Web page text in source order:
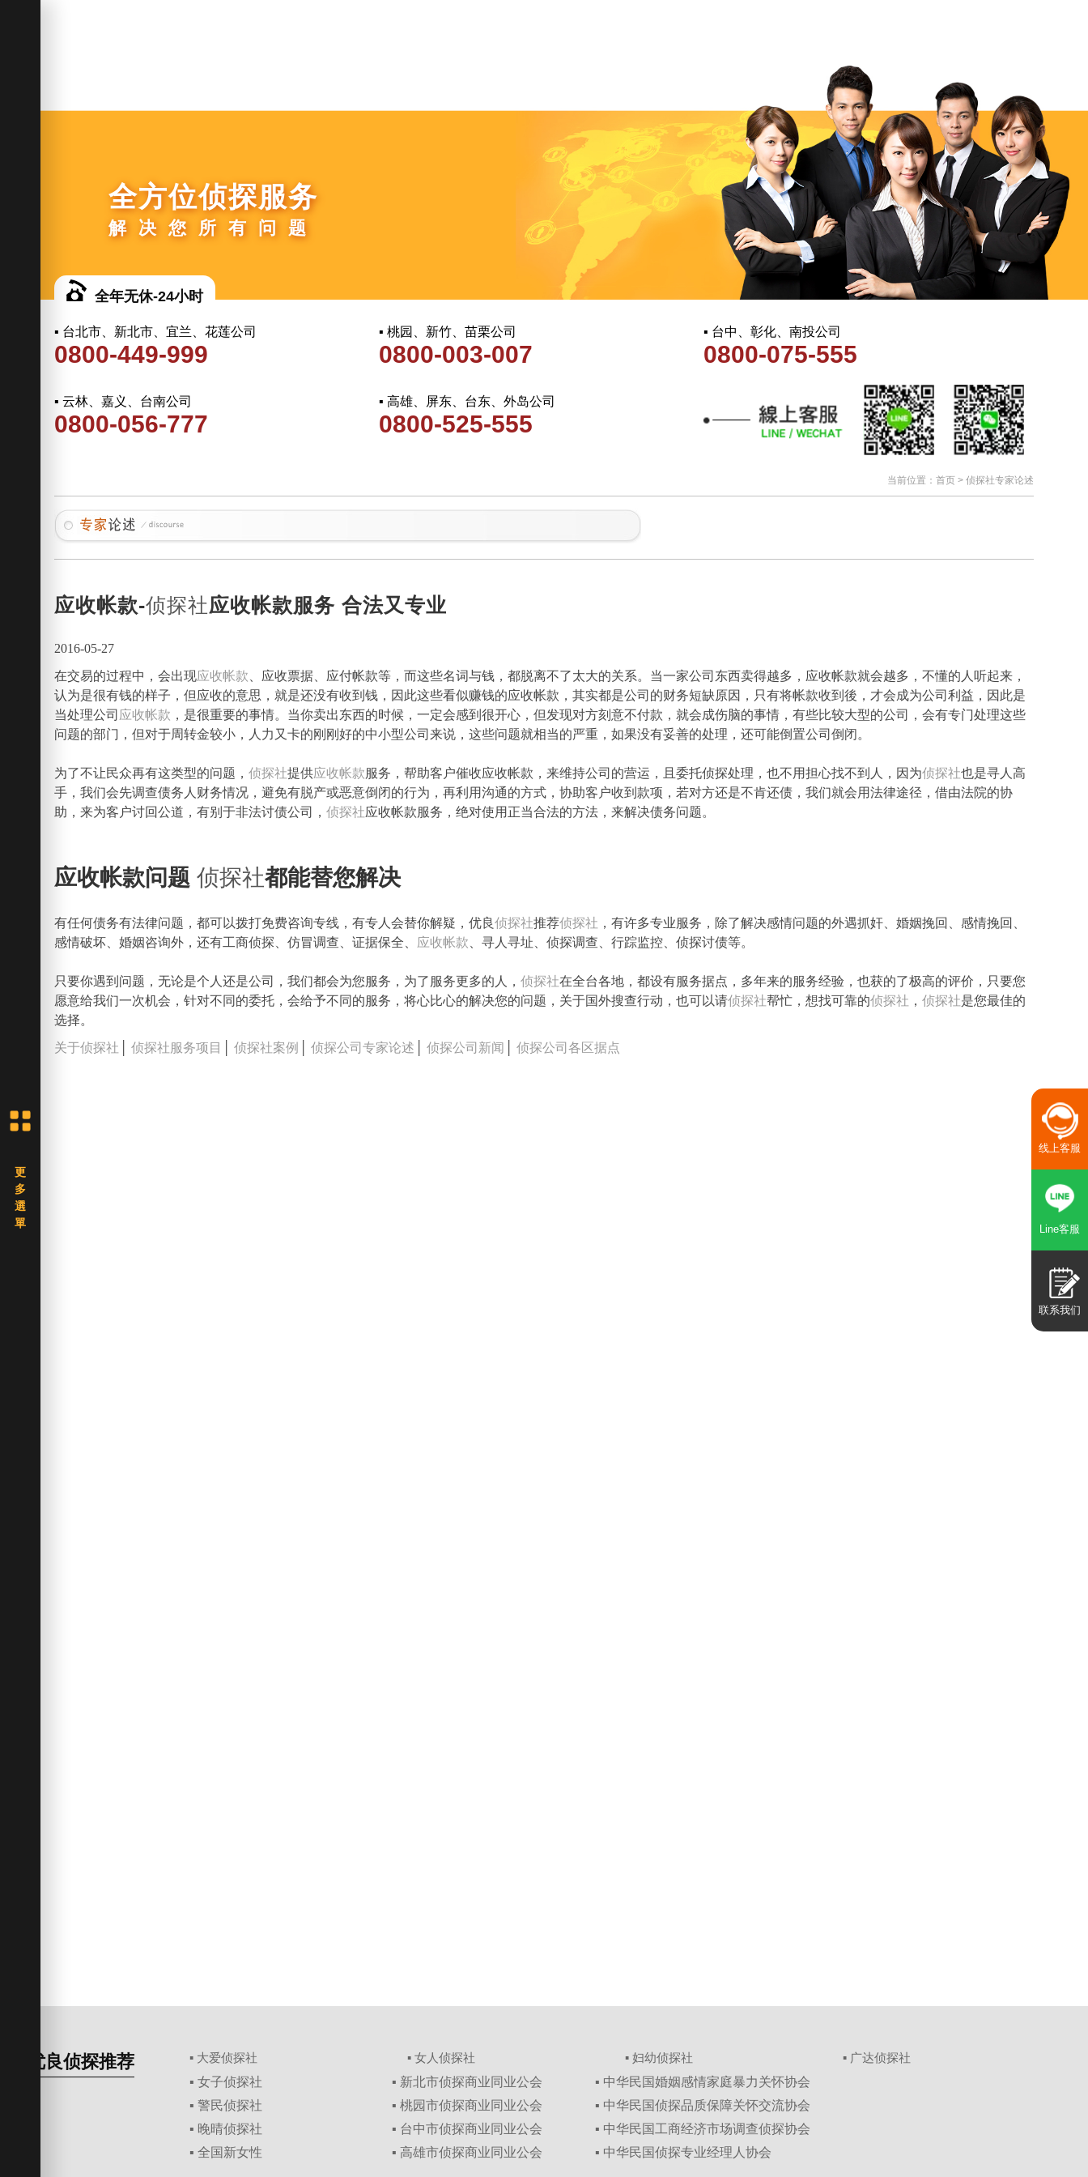
当前位置： 首页> 侦探社专家论述
全方位侦探服务
解决您所有问题
全年无休-24小时
▪ 台北市、新北市、宜兰、花莲公司
0800-449-999
▪ 桃园、新竹、苗栗公司
0800-003-007
▪ 台中、彰化、南投公司
0800-075-555
▪ 云林、嘉义、台南公司
0800-056-777
▪ 高雄、屏东、台东、外岛公司
0800-525-555
应收帐款-侦探社应收帐款服务 合法又专业
2016-05-27
在交易的过程中，会出现应收帐款、应收票据、应付帐款等，而这些名词与钱，都脱离不了太大的关系。当一家公司东西卖得越多，应收帐款就会越多，不懂的人听起来，
认为是很有钱的样子，但应收的意思，就是还没有收到钱，因此这些看似赚钱的应收帐款，其实都是公司的财务短缺原因，只有将帐款收到後，才会成为公司利益，因此是
当处理公司 应收帐款 ，是很重要的事情。当你卖出东西的时候，一定会感到很开心，但发现对方刻意不付款，就会成伤脑的事情，有些比较大型的公司，会有专门处理这些
问题的部门，但对于周转金较小，人力又卡的刚刚好的中小型公司来说，这些问题就相当的严重，如果没有妥善的处理，还可能倒置公司倒闭。
为了不让民众再有这类型的问题，侦探社提供应收帐款服务，帮助客户催收应收帐款，来维持公司的营运，且委托侦探处理，也不用担心找不到人，因为侦探社也是寻人高
手，我们会先调查债务人财务情况，避免有脱产或恶意倒闭的行为，再利用沟通的方式，协助客户收到款项，若对方还是不肯还债，我们就会用法律途径，借由法院的协
助，来为客户讨回公道，有别于非法讨债公司，侦探社应收帐款服务，绝对使用正当合法的方法，来解决债务问题。
应收帐款问题侦探社都能替您解决
有任何债务有法律问题，都可以拨打免费咨询专线，有专人会替你解疑，优良侦探社推荐侦探社 ，有许多专业服务，除了解决感情问题的外遇抓奸、婚姻挽回、感情挽回、
感情破坏、婚姻咨询外，还有工商侦探、仿冒调查、证据保全、 应收帐款、寻人寻址、侦探调查、行踪监控、侦探讨债等。
只要你遇到问题，无论是个人还是公司，我们都会为您服务，为了服务更多的人，侦探社在全台各地，都设有服务据点，多年来的服务经验，也获的了极高的评价，只要您
愿意给我们一次机会，针对不同的委托，会给予不同的服务，将心比心的解决您的问题，关于国外搜查行动，也可以请侦探社帮忙，想找可靠的侦探社 ，侦探社是您最佳的
选择。
关于侦探社 │侦探社服务项目 │侦探社案例 │侦探公司专家论述 │侦探公司新闻 │侦探公司各区据点
优良侦探推荐 ▪ 大爱侦探社 ▪ 女人侦探社 ▪ 妇幼侦探社 ▪ 广达侦探社
▪ 女子侦探社
▪ 警民侦探社
▪ 晚晴侦探社
▪ 全国新女性
▪ 新北市侦探商业同业公会
▪ 桃园市侦探商业同业公会
▪ 台中市侦探商业同业公会
▪ 高雄市侦探商业同业公会
▪ 中华民国婚姻感情家庭暴力关怀协会
▪ 中华民国侦探品质保障关怀交流协会
▪ 中华民国工商经济市场调查侦探协会
▪ 中华民国侦探专业经理人协会
线上客服
Line客服
联系我们